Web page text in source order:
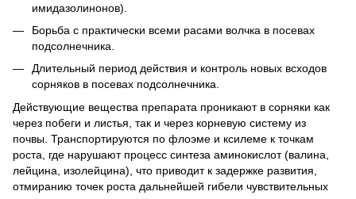
имидазолинонов).
Борьба с практически всеми расами волчка в посевах
подсолнечника.
Длительный период действия и контроль новых всходов
сорняков в посевах подсолнечника.
Действующие вещества препарата проникают в сорняки как
через побеги и листья, так и через корневую систему из
почвы. Транспортируются по флоэме и ксилеме к точкам
роста, где нарушают процесс синтеза аминокислот (валина,
лейцина, изолейцина), что приводит к задержке развития,
отмиранию точек роста дальнейшей гибели чувствительных